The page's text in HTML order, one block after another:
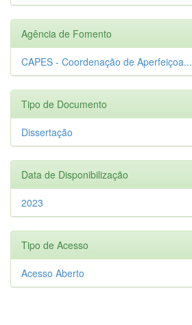
Agência de Fomento
CAPES - Coordenação de Aperfeiçoa...
Tipo de Documento
Dissertação
Data de Disponibilização
2023
Tipo de Acesso
Acesso Aberto